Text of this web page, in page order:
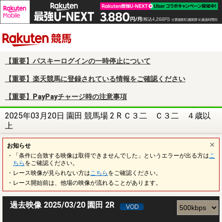
【重要】パスキーログインの一時停止について
【重要】楽天競馬に登録されている情報をご確認ください
【重要】PayPayチャージ時の注意事項
2025年03月20日 園田 競馬場 2 R Ｃ３二 Ｃ３二 ４歳以
上
お知らせ
・「条件に合致する映像は取得できませんでした」というエラーが出る方は こ
ちら をご確認ください。
・レース映像が見られない方は こちら をご確認ください。
・レース開始前は、他場の映像が流れることがあります。
過去映像 2025/03/20 園田 2R